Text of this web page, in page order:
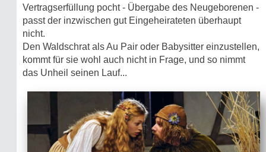
Vertragserfüllung pocht - Übergabe des Neugeborenen -
passt der inzwischen gut Eingeheirateten überhaupt
nicht.
Den Waldschrat als Au Pair oder Babysitter einzustellen,
kommt für sie wohl auch nicht in Frage, und so nimmt
das Unheil seinen Lauf...